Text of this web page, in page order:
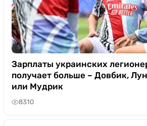
Зарплаты украинских
получает больше – Довбик,
или Мудрик
8310